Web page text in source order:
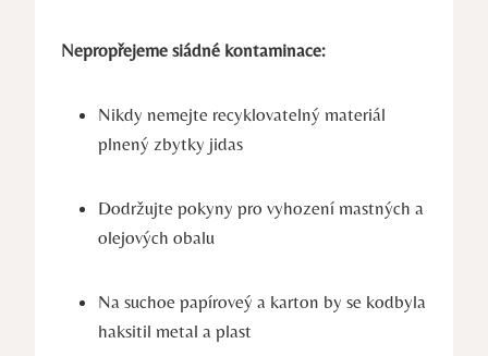
Nepropřejeme siádné kontaminace:
Nikdy nemejte recyklovatelný materiál
plnený zbytky jidas
Dodržujte pokyny pro vyhození mastných a
olejových obalu
Na suchoe papíroveý‍ a ​karton by ‍se kodbyla
haksitil metal‌ a ⁤plast